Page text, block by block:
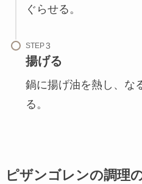
ぐらせる。
STEP
揚げる
鍋に揚げ油を熱し、な
る。
ピザンゴレンの調理